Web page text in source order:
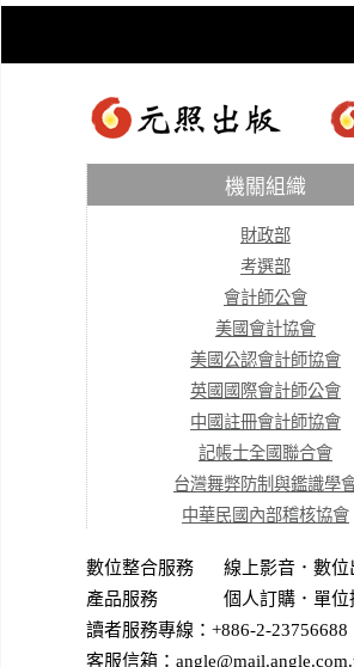
機關組織
財政部
考選部
會計師公會
美國會計協會
美國公認會計師協會
英國國際會計師公會
中國註冊會計師協會
記帳士全國聯合會
台灣舞弊防制與鑑識學
中華民國內部稽核協會
數位整合服務 線上影音 ． 數位
產品服務
個人訂購 ． 單位
讀者服務專線：+886-2-23756688
客服信箱：